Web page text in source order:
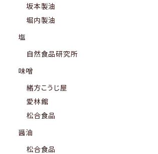
坂本製油
堀内製油
塩
自然食品研究所
味噌
緒方こうじ屋
愛林館
松合食品
醤油
松合食品